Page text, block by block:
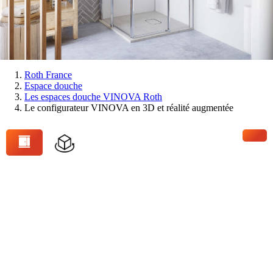
Vous
êtes
Roth France
Espace douche
Les espaces douche VINOVA Roth
Le configurateur VINOVA en 3D et réalité augmentée